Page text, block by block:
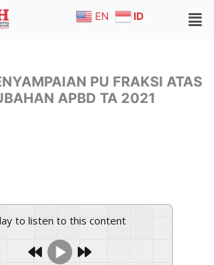
EN ID
PU FRAKSI ATAS
APBD TA 2021
to listen to this content